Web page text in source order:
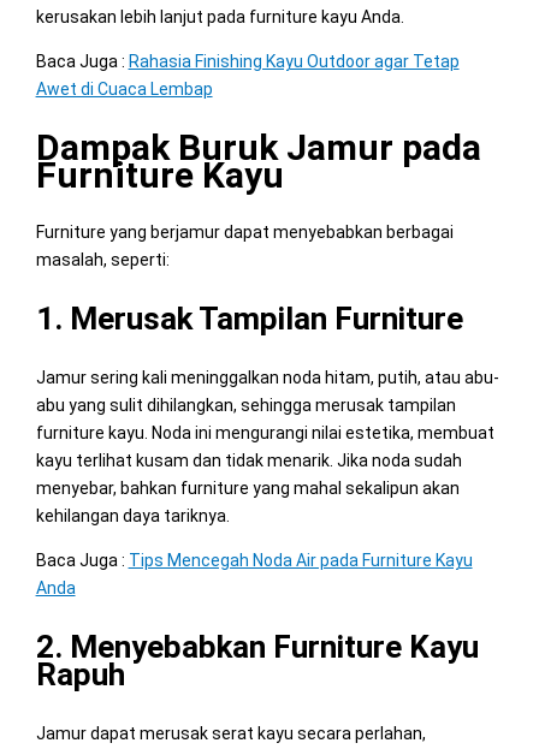
kerusakan lebih lanjut pada furniture kayu Anda.
Baca Juga : Rahasia Finishing Kayu Outdoor agar Tetap
Awet di Cuaca Lembap
Dampak Buruk Jamur pada
Furniture Kayu
Furniture yang berjamur dapat menyebabkan berbagai
masalah, seperti:
1. Merusak Tampilan Furniture
Jamur sering kali meninggalkan noda hitam, putih, atau abu-
abu yang sulit dihilangkan, sehingga merusak tampilan
furniture kayu. Noda ini mengurangi nilai estetika, membuat
kayu terlihat kusam dan tidak menarik. Jika noda sudah
menyebar, bahkan furniture yang mahal sekalipun akan
kehilangan daya tariknya.
Baca Juga : Tips Mencegah Noda Air pada Furniture Kayu
Anda
2. Menyebabkan Furniture Kayu
Rapuh
Jamur dapat merusak serat kayu secara perlahan,